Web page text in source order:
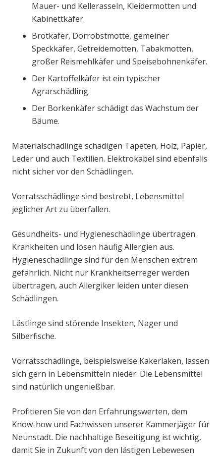
Mauer- und Kellerasseln, Kleidermotten und
Kabinettkäfer.
Brotkäfer, Dörrobstmotte, gemeiner
Speckkäfer, Getreidemotten, Tabakmotten,
großer Reismehlkäfer und Speisebohnenkäfer.
Der Kartoffelkäfer ist ein typischer
Agrarschädling.
Der Borkenkäfer schädigt das Wachstum der
Bäume.
Materialschädlinge schädigen Tapeten, Holz, Papier,
Leder und auch Textilien. Elektrokabel sind ebenfalls
nicht sicher vor den Schädlingen.
Vorratsschädlinge sind bestrebt, Lebensmittel
jeglicher Art zu überfallen.
Gesundheits- und Hygieneschädlinge übertragen
Krankheiten und lösen häufig Allergien aus.
Hygieneschädlinge sind für den Menschen extrem
gefährlich. Nicht nur Krankheitserreger werden
übertragen, auch Allergiker leiden unter diesen
Schädlingen.
Lästlinge sind störende Insekten, Nager und
Silberfische.
Vorratsschädlinge, beispielsweise Kakerlaken, lassen
sich gern in Lebensmitteln nieder. Die Lebensmittel
sind natürlich ungenießbar.
Profitieren Sie von den Erfahrungswerten, dem
Know-how und Fachwissen unserer Kammerjäger für
Neunstadt. Die nachhaltige Beseitigung ist wichtig,
damit Sie in Zukunft von den lästigen Lebewesen